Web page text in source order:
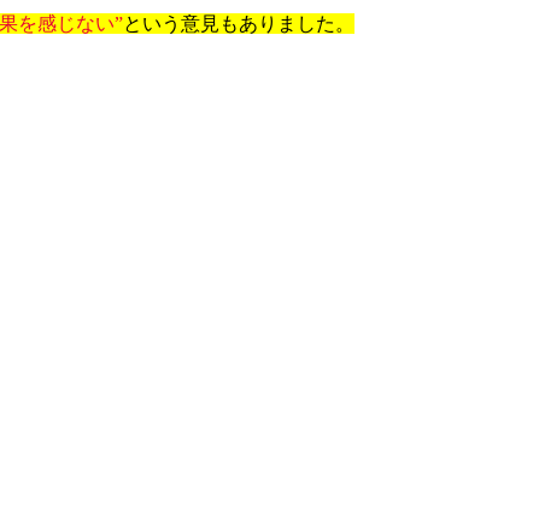
を感じない”という意見もありました。